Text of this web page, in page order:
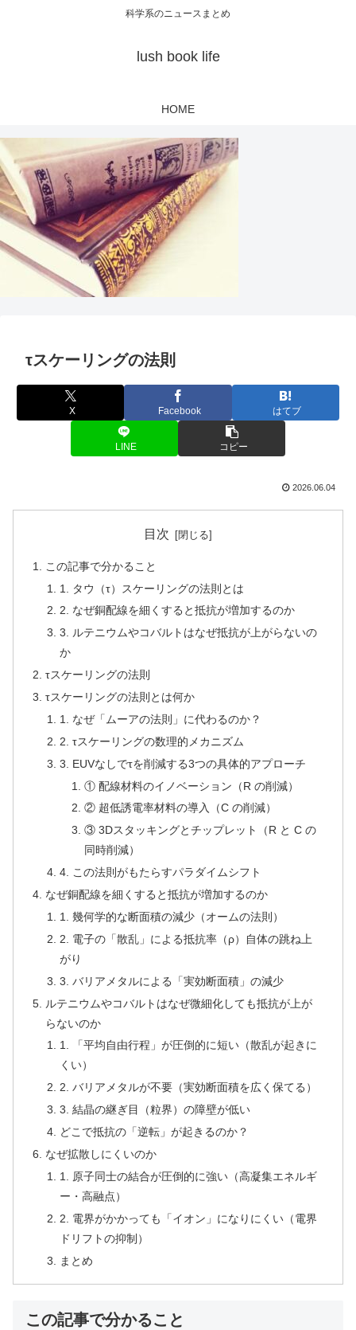
科学系のニュースまとめ
lush book life
HOME
τスケーリングの法則
X Facebook はてブ
LINE コピー
2026.06.04
目次
この記事で分かること
1. タウ（τ）スケーリングの法則とは
2. なぜ銅配線を細くすると抵抗が増加するのか
3. ルテニウムやコバルトはなぜ抵抗が上がらないの
か
τスケーリングの法則
τスケーリングの法則とは何か
1. なぜ「ムーアの法則」に代わるのか？
2. τスケーリングの数理的メカニズム
3. EUVなしでτを削減する3つの具体的アプローチ
① 配線材料のイノベーション（R の削減）
② 超低誘電率材料の導入（C の削減）
③ 3Dスタッキングとチップレット（R と C の
同時削減）
4. この法則がもたらすパラダイムシフト
なぜ銅配線を細くすると抵抗が増加するのか
1. 幾何学的な断面積の減少（オームの法則）
2. 電子の「散乱」による抵抗率（ρ）自体の跳ね上
がり
3. バリアメタルによる「実効断面積」の減少
ルテニウムやコバルトはなぜ微細化しても抵抗が上が
らないのか
1. 「平均自由行程」が圧倒的に短い（散乱が起きに
くい）
2. バリアメタルが不要（実効断面積を広く保てる）
3. 結晶の継ぎ目（粒界）の障壁が低い
どこで抵抗の「逆転」が起きるのか？
なぜ拡散しにくいのか
1. 原子同士の結合が圧倒的に強い（高凝集エネルギ
ー・高融点）
2. 電界がかかっても「イオン」になりにくい（電界
ドリフトの抑制）
まとめ
この記事で分かること